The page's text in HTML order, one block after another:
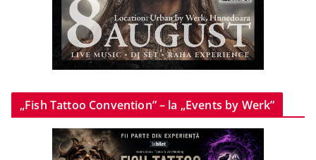
„Fish Tattoo Convention” – la „Events by Werk”